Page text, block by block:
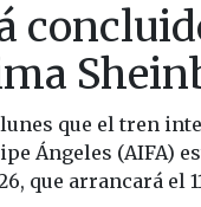
que el tren
Ángeles (AIFA)
que arrancará el